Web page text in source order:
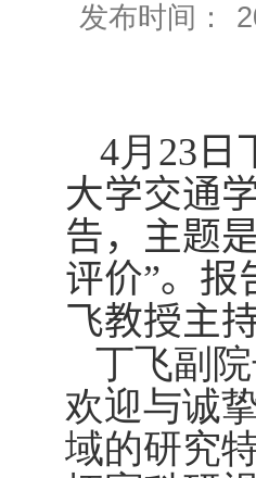
发布时间：
4月 23 日
大学交通
告， 主题
评价”。 报
飞教授主持
丁飞副
欢迎与诚
域的研究